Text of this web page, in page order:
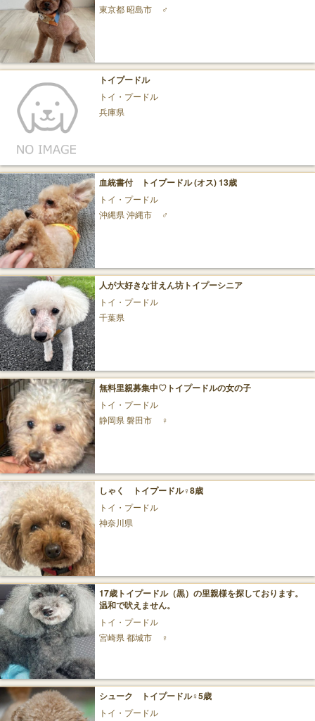
東京都 昭島市
♂
トイプードル
トイ・プードル
兵庫県
血統書付 トイプードル (オス) 13歳
トイ・プードル
沖縄県 沖縄市
♂
人が大好きな甘えん坊トイプーシニア
トイ・プードル
千葉県
無料里親募集中♡トイプードルの女の子
トイ・プードル
静岡県 磐田市
♀
しゃく トイプードル♀8歳
トイ・プードル
神奈川県
17歳トイプードル（黒）の里親様を探しております。
温和で吠えません。
トイ・プードル
宮崎県 都城市
♀
シューク トイプードル♀5歳
トイ・プードル